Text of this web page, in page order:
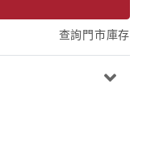
查詢門市庫存